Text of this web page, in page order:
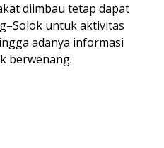
diimbau tetap dapat
untuk aktivitas
adanya informasi
berwenang.